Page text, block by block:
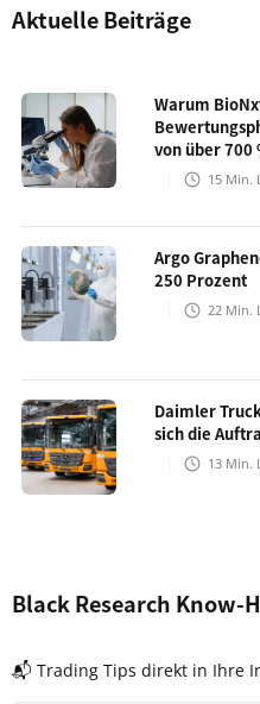
Aktuelle Beiträge
Warum
von über 700
15 Min.
Argo
250 Prozent
22 Min.
Daimler
sich die
13 Min.
Black Research Know-
📬 Trading Tips direkt in Ihre